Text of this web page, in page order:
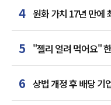
4 원화 가치 17년 만에
5 "젤리 얼려 먹어요"
된 SNS
6 상법 개정 후 배당
최다'